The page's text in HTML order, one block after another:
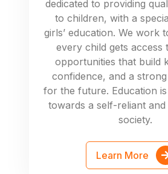
dedicated to providing
to children, with a
girls’ education. We work
every child gets access
opportunities that build
confidence, and a
for the future. Education
towards a self-reliant
society.
Learn More